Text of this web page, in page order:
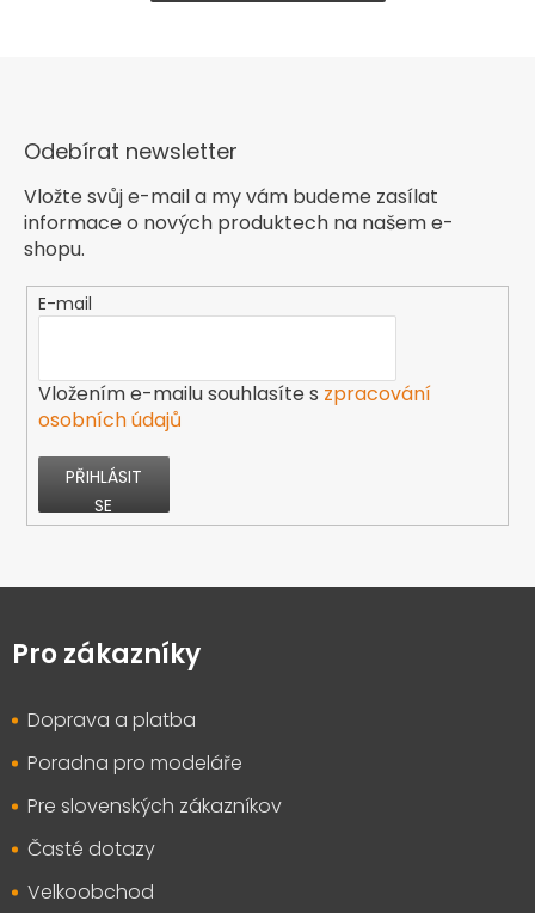
Odebírat newsletter
Vložte svůj e-mail a my vám budeme zasílat
informace o nových produktech na našem e-
shopu.
E-mail
Vložením e-mailu souhlasíte s zpracování
osobních údajů
PŘIHLÁSIT
SE
pPro zákazníky
Doprava a platba
Poradna pro modeláře
Pre slovenských zákazníkov
Časté dotazy
Velkoobchod